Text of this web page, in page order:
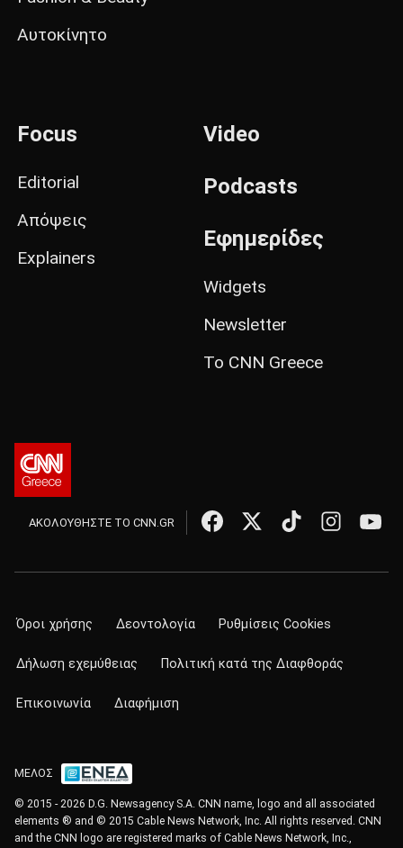
Αυτοκίνητο
Focus
Editorial
Απόψεις
Explainers
Video
Podcasts
Εφημερίδες
Widgets
Newsletter
Το CNN Greece
ΑΚΟΛΟΥΘΗΣΤΕ ΤΟ CNN.GR
Όροι χρήσης Δεοντολογία Ρυθμίσεις Cookies
Δήλωση εχεμύθειας Πολιτική κατά της Διαφθοράς
Επικοινωνία Διαφήμιση
ΜΕΛΟΣ
© 2015 - 2026 D.G. Newsagency S.A. CNN name, logo and all associated
elements ® and © 2015 Cable News Network, Inc. All rights reserved. CNN
and the CNN logo are registered marks of Cable News Network, Inc.,